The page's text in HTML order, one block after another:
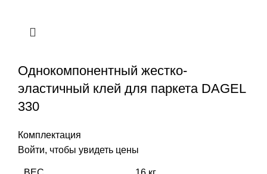
Однокомпонентный жестко-
эластичный клей для паркета DAGEL
330
Комплектация
Войти, чтобы увидеть цены